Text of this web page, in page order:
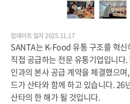
업데이트 일자 2025.11.17
SANTA는 K-Food 유통 구조를 혁신
직접 공급하는 전문 유통기업입니다
인과의 본사 공급 계약을 체결했으
드가 산타와 함께 하고 있습니다. 26
산타의 한 해가 될 것입니다.